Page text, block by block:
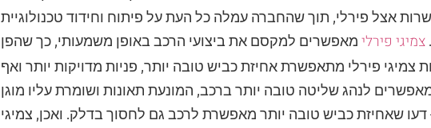
אצל פירלי, תוך שהחברה עמלה כל העת על פיתוח וחידוד טכנולוגיית
צמיגי פירלי מאפשרים למקסם את ביצועי הרכב באופן משמעותי, כך שהפן
צמיגי פירלי מתאפשרת אחיזת כביש טובה יותר, פניות מדויקות יותר ואף
לנהג שליטה טובה יותר ברכב, המונעת תאונות ושומרת עליו מוגן
שאחיזת כביש טובה יותר מאפשרת לרכב גם לחסוך בדלק. ואכן, צמיגי